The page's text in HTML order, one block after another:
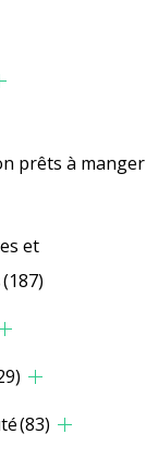
prêts à manger
et
(187)
(83)